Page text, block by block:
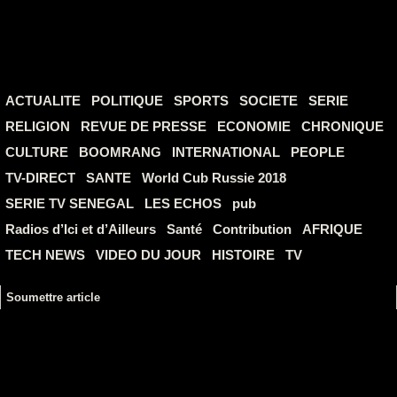
ACTUALITE POLITIQUE SPORTS SOCIETE
SERIE
RELIGION
REVUE DE PRESSE ECONOMIE
CHRONIQUE
CULTURE
BOOMRANG INTERNATIONAL
PEOPLE
TV-DIRECT
SANTE
World Cub Russie 2018
SERIE TV SENEGAL
LES ECHOS
pub
Radios d’Ici et d’Ailleurs
Santé Contribution
AFRIQUE
TECH NEWS
VIDEO DU JOUR HISTOIRE TV
Soumettre article